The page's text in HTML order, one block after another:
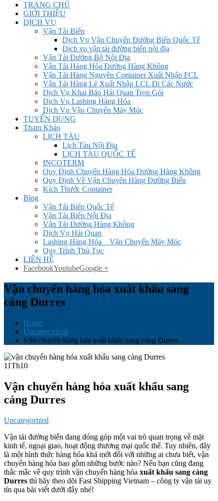
TRANG CHỦ
GIỚI THIỆU
DỊCH VỤ
Vận Tải Biển
Dịch Vụ Vận Chuyển Đường Biển Quốc Tế
Dịch vụ vận tải đường biển nội địa
Vận Tải Đường Bộ Nội Địa
Vận Tải Hàng Hóa Đường Hàng Không
Vận Tải Hàng Nguyên Container Xuất Nhập FCL
Vận Tải Hàng Lẻ Xuất Nhập LCL Đi Các Nước
Dịch Vụ Khai Báo Hải Quan Trọn Gói
Dịch Vụ Lashing Hàng Hóa
Dịch Vụ Vận Chuyển Máy Móc
TUYỂN DỤNG
Tham Khảo
LỊCH TÀU
Lịch Tàu Nội Địa
LỊCH TÀU QUỐC TẾ
INCOTERM
Quy Định Chuyển Hàng Hóa Đường Hàng Không
Quy Định Về Vận Chuyển Hàng Đường Biển
Kích Thước Container
Blog
Vận Tải Biển Quốc Tế
Vận Tải Biển Nội Địa
Vận Tải Đường Hàng Không
Dịch Vụ Hải Quan
Lashing Hàng Hóa _ Vận Chuyển Máy Móc
Quy Trình Thủ Tục
LIÊN HỆ
FacebookYoutubeGoogle +
Vận chuyển hàng hóa xuất khẩu sang
cảng Durres
Home
Uncategorized
Vận chuyển hàng hóa xuất khẩu sang cảng Durres
11Th10
Vận chuyển hàng hóa xuất khẩu sang
cảng Durres
Uncategorized
Vận tải đường biển đang đóng góp một vai trò quan trọng về mặt
kinh tế, ngoại giao, hoạt động thương mại quốc thế. Tuy nhiên, đây
là một hình thức hàng hóa khá mới đối với những ai chưa biết, vận
chuyển hàng hóa bao gồm những bước nào? Nếu bạn cũng đang
thắc mắc về quy trình vận chuyển hàng hóa xuất khẩu sang cảng
Durres thì hãy theo dõi Fast Shipping Vietnam – công ty vận tải uy
tín qua bài viết dưới đây nhé!